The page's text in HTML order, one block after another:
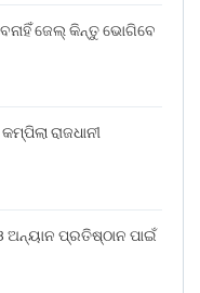
ଜେଲ୍ କିନ୍ତୁ ଭୋଗିବେ
ରାଜଧାନୀ
ଅନ୍ୟାନ ପ୍ରତିଷ୍ଠାନ ପାଇଁ